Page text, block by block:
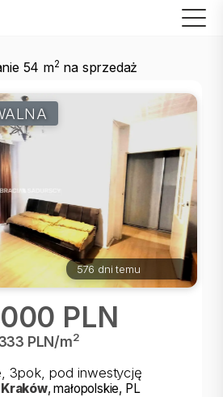
54 m2 na sprzedaż
576 dni temu
PLN
PLN/m2
3pok, pod inwestycję
Kraków, małopolskie, PL